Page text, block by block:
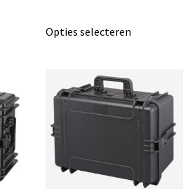
Opties selecteren